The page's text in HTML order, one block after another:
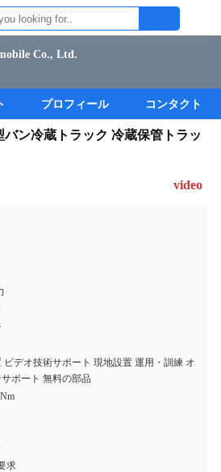
Co., Ltd.
プロフィール コンタクト
ン冷蔵トラック 冷蔵保管トラッ
video
ビデオ技術サポート 現地設置 運用・訓練 オ
ポート 無料の部品
求